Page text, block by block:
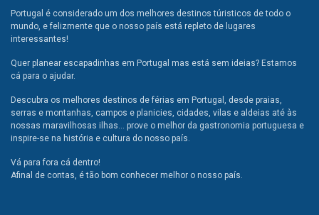
Portugal é considerado um dos melhores destinos túristicos de todo o
mundo, e felizmente que o nosso país está repleto de lugares
interessantes!
Quer planear escapadinhas em Portugal mas está sem ideias? Estamos
cá para o ajudar.
Descubra os melhores destinos de férias em Portugal, desde praias,
serras e montanhas, campos e planicies, cidades, vilas e aldeias até às
nossas maravilhosas ilhas... prove o melhor da gastronomia portuguesa e
inspire-se na história e cultura do nosso país.
Vá para fora cá dentro!
Afinal de contas, é tão bom conhecer melhor o nosso país.